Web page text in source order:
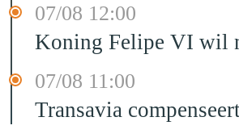
07/08 12:00
Koning Felipe VI wil
07/08 11:00
Transavia